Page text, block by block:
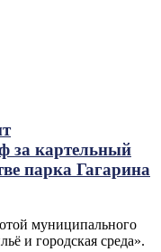
за картельный
парка Гагарина
муниципального
и городская среда».